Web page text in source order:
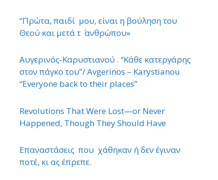
“Πρώτα, παιδί μου, είναι η βούληση του
Θεού και μετά τ ΄ ανθρώπου»
Αυγερινός-Καρυστιανού . “Κάθε κατεργάρης
στον πάγκο του”/ Avgerinos – Karystianou
“Εveryone back to their places”
Revolutions That Were Lost—or Never
Happened, Though They Should Have
Επαναστάσεις που χάθηκαν ή δεν έγιναν
ποτέ, κι ας έπρεπε.